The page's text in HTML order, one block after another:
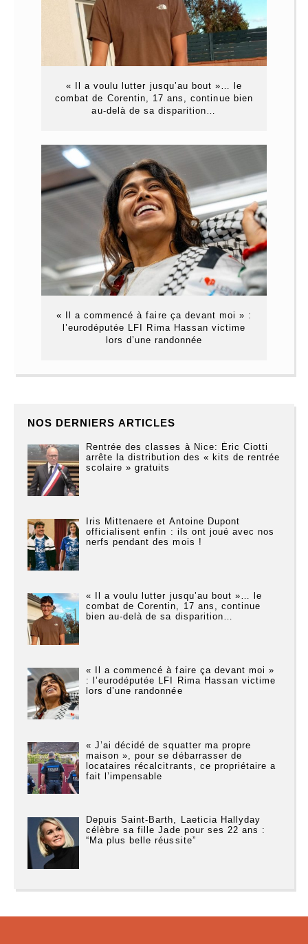
« Il a voulu lutter jusqu’au bout »… le
combat de Corentin, 17 ans, continue bien
au-delà de sa disparition…
« Il a commencé à faire ça devant moi » :
l’eurodéputée LFI Rima Hassan victime
lors d’une randonnée
NOS DERNIERS ARTICLES
Rentrée des classes à Nice: Éric Ciotti
arrête la distribution des « kits de rentrée
scolaire » gratuits
Iris Mittenaere et Antoine Dupont
officialisent enfin : ils ont joué avec nos
nerfs pendant des mois !
« Il a voulu lutter jusqu’au bout »… le
combat de Corentin, 17 ans, continue
bien au-delà de sa disparition…
« Il a commencé à faire ça devant moi »
: l’eurodéputée LFI Rima Hassan victime
lors d’une randonnée
« J’ai décidé de squatter ma propre
maison », pour se débarrasser de
locataires récalcitrants, ce propriétaire a
fait l’impensable
Depuis Saint-Barth, Laeticia Hallyday
célèbre sa fille Jade pour ses 22 ans :
“Ma plus belle réussite”